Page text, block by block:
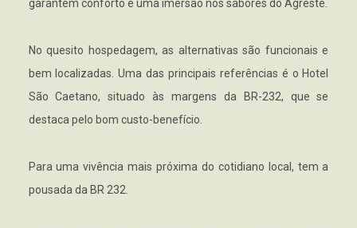
garantem conforto e uma imersão nos sabores do Agreste.
No quesito hospedagem, as alternativas são funcionais e
bem localizadas. Uma das principais referências é o Hotel
São Caetano, situado às margens da BR-232, que se
destaca pelo bom custo-benefício.
Para uma vivência mais próxima do cotidiano local, tem a
pousada da BR 232.